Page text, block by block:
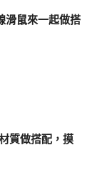
滑鼠來一起做搭
質做搭配，摸